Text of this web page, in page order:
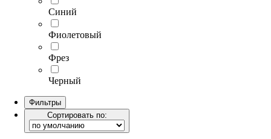
Синий
Фиолетовый
Фрез
Черный
Фильтры
Сортировать по: